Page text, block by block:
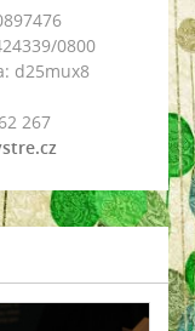
0800
d25mux8
267